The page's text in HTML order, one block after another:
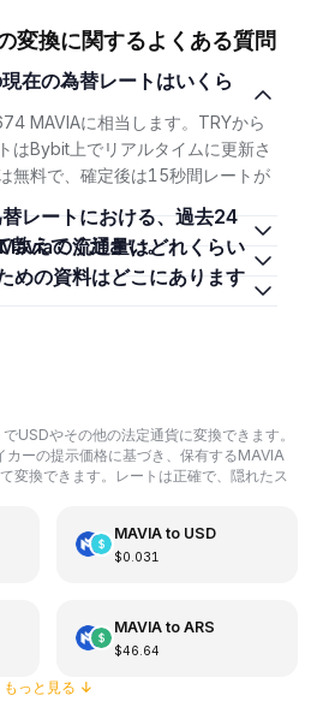
変換に関するよくある質問
MAVIAに相当します。TRYから
はBybit上でリアルタイムに更新さ
無料で、確定後は15秒間レートが
教えてください。
USDやその他の法定通貨に変換できます。
ーの提示価格に基づき、保有するMAVIA
変換できます。レートは正確で、隠れたス
MAVIAto USD
$0.031
MAVIAto ARS
$46.64
もっと見る ↓